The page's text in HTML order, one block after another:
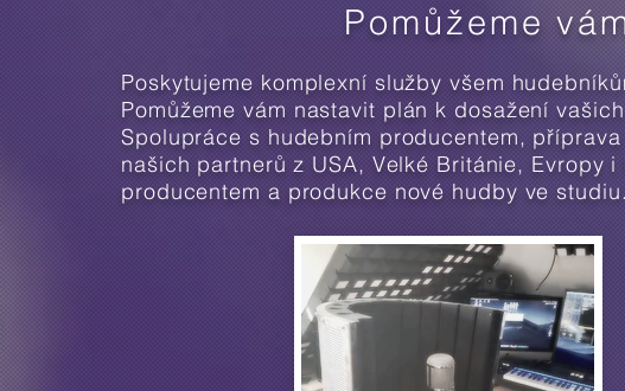
Pomůžeme
Poskytujeme komplexní služby všem
Pomůžeme vám nastavit plán k dosažení
Spolupráce s hudebním producentem,
našich partnerů z USA, Velké Británie, Evropy
producentem a produkce nové hudby ve